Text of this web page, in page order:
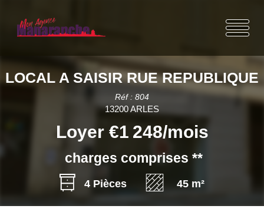
LOCAL A SAISIR RUE REPUBLIQUE
Réf : 804
13200 ARLES
Loyer €1 248/mois
charges comprises **
4 Pièces 45 m²